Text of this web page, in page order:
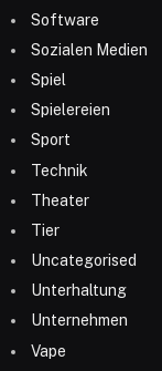
Software
Sozialen Medien
Spiel
Spielereien
Sport
Technik
Theater
Tier
Uncategorised
Unterhaltung
Unternehmen
Vape